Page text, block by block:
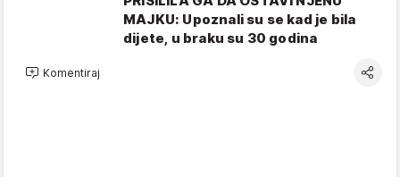
MAJKU: Upoznali su se kad je bila
dijete, u braku su 30 godina
Komentiraj